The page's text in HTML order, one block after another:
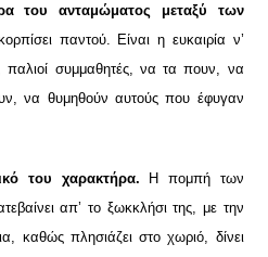
του ανταμώματος μεταξύ των
παντού. Είναι η ευκαιρία ν’
παλιοί συμμαθητές, να τα πουν, να
να θυμηθούν αυτούς που έφυγαν
του χαρακτήρα. Η πομπή των
απ’ το ξωκκλήσι της, με την
καθώς πλησιάζει στο χωριό, δίνει